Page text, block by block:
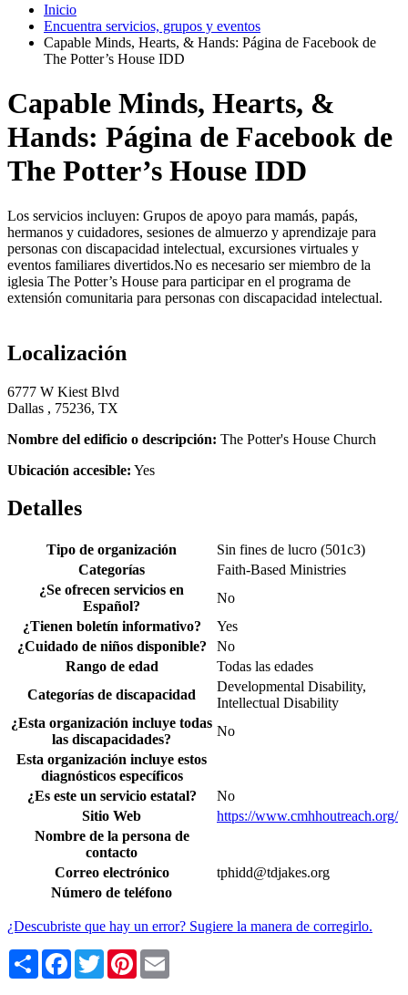
Inicio
Encuentra servicios, grupos y eventos
Capable Minds, Hearts, & Hands: Página de Facebook de
The Potter’s House IDD
Capable Minds, Hearts, &
Hands: Página de Facebook de
The Potter’s House IDD
Los servicios incluyen: Grupos de apoyo para mamás, papás,
hermanos y cuidadores, sesiones de almuerzo y aprendizaje para
personas con discapacidad intelectual, excursiones virtuales y
eventos familiares divertidos.No es necesario ser miembro de la
iglesia The Potter’s House para participar en el programa de
extensión comunitaria para personas con discapacidad intelectual.
Localización
6777 W Kiest Blvd
Dallas , 75236, TX
Nombre del edificio o descripción: The Potter's House Church
Ubicación accesible: Yes
Detalles
Tipo de organización
Sin fines de lucro (501c3)
Categorías
Faith-Based Ministries
¿Se ofrecen servicios en
Español?
No
¿Tienen boletín informativo?
Yes
¿Cuidado de niños disponible?
No
Rango de edad
Todas las edades
Categorías de discapacidad
Developmental Disability,
Intellectual Disability
¿Esta organización incluye todas
las discapacidades?
No
Esta organización incluye estos
diagnósticos específicos
¿Es este un servicio estatal?
No
Sitio Web
https://www.cmhhoutreach.org/
Nombre de la persona de
contacto
Correo electrónico
tphidd@tdjakes.org
Número de teléfono
¿Descubriste que hay un error? Sugiere la manera de corregirlo.
Share Facebook
TwitterPinterest